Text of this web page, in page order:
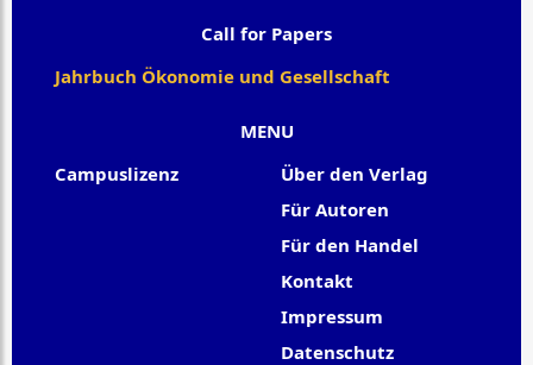
MENU
Campuslizenz
Über den Verlag
Für Autoren
Für den Handel
Kontakt
Impressum
Datenschutz
Call for Papers
Jahrbuch Ökonomie und Gesellschaft